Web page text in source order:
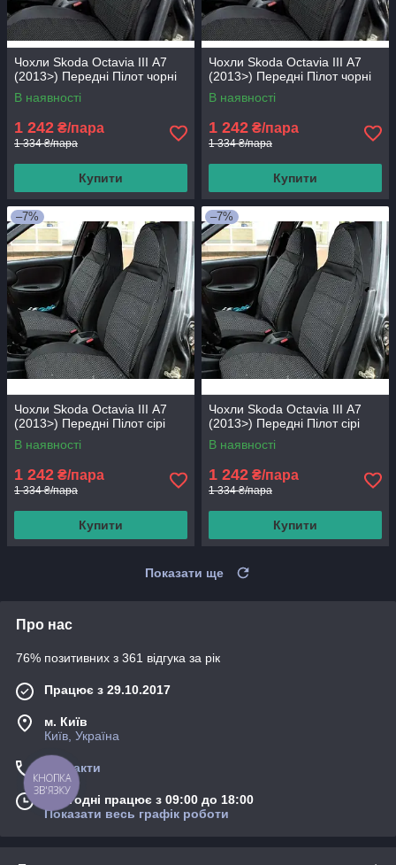
Чохли Skoda Octavia III А7
(2013>) Передні Пілот чорні
В наявності
1 242 ₴/пара
1 334 ₴/пара
Купити
Чохли Skoda Octavia III А7
(2013>) Передні Пілот чорні
В наявності
1 242 ₴/пара
1 334 ₴/пара
Купити
–7%
Чохли Skoda Octavia III А7
(2013>) Передні Пілот сірі
В наявності
1 242 ₴/пара
1 334 ₴/пара
Купити
–7%
Чохли Skoda Octavia III А7
(2013>) Передні Пілот сірі
В наявності
1 242 ₴/пара
1 334 ₴/пара
Купити
Показати ще
Про нас
76% позитивних з 361 відгука за рік
Працює з 29.10.2017
м. Київ
Київ, Україна
Контакти
Сьогодні працює з 09:00 до 18:00
Показати весь графік роботи
КНОПКА
ЗВ'ЯЗКУ